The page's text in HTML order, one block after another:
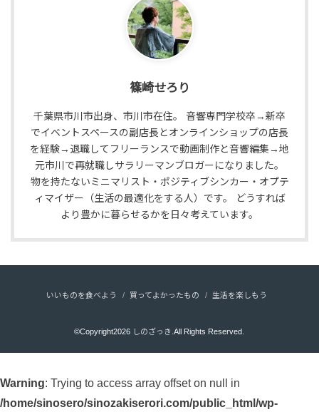
篠崎せろり
千葉県市川市出身、市川市在住。 音響専門学校卒→新卒
でイベントスペースの副店長とオンラインショップの店長
を経験→退職してフリーランスで動画制作と音響編集→地
元市川で再就職しサラリーマンブロガーになりました。
物を持たないミニマリスト・ポジティブシンカー・オプテ
ィマイザー（生活の最適化をする人）です。 どうすれば
より豊かに暮らせるかを日々考えています。
いいものを食べよう 買ってよかったもの 生活を楽しもう
©Copyright2026 しのざっき .All Rights Reserved.
Warning: Trying to access array offset on null in
/home/sinosero/sinozakiserori.com/public_html/wp-